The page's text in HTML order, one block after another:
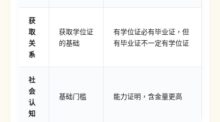
获
取
关
系
获取学位证
的基础
有学位证必有毕业证，但
有毕业证不一定有学位证
社
会
认
知
基础门槛 能力证明，含金量更高